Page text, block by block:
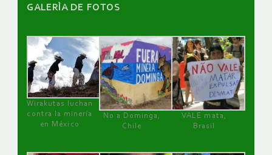
GALERÌA DE FOTOS
Wirakutas luchan
contra la minería
en México
No a Dominga,
Chile
VALE mata,
Brasil